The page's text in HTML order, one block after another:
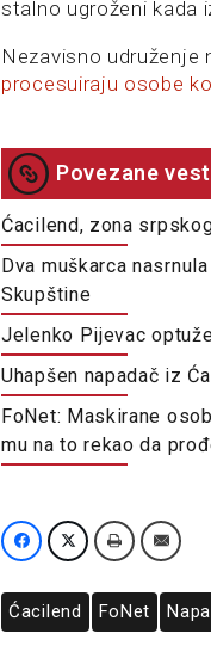
stalno ugroženi kada
Nezavisno udruženje
procesuiraju osobe
Povezane
Ćacilend, zona
Dva muškarca
Skupštine
Jelenko Pijevac
Uhapšen napadač iz
FoNet: Maskirane
mu na to rekao da
Ćacilend FoNet